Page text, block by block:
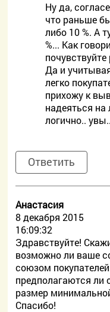
Ну да,
что раньше
либо 10 %. А
%... Как
почувствуйте
Да и
легко
прихожу к
надеяться на
логично.. увы..
Ответить
Анастасия
8 декабря 2015
16:09:32
Здравствуйте!
возможно ли ваше
союзом
предполагаются ли
размер
Спасибо!